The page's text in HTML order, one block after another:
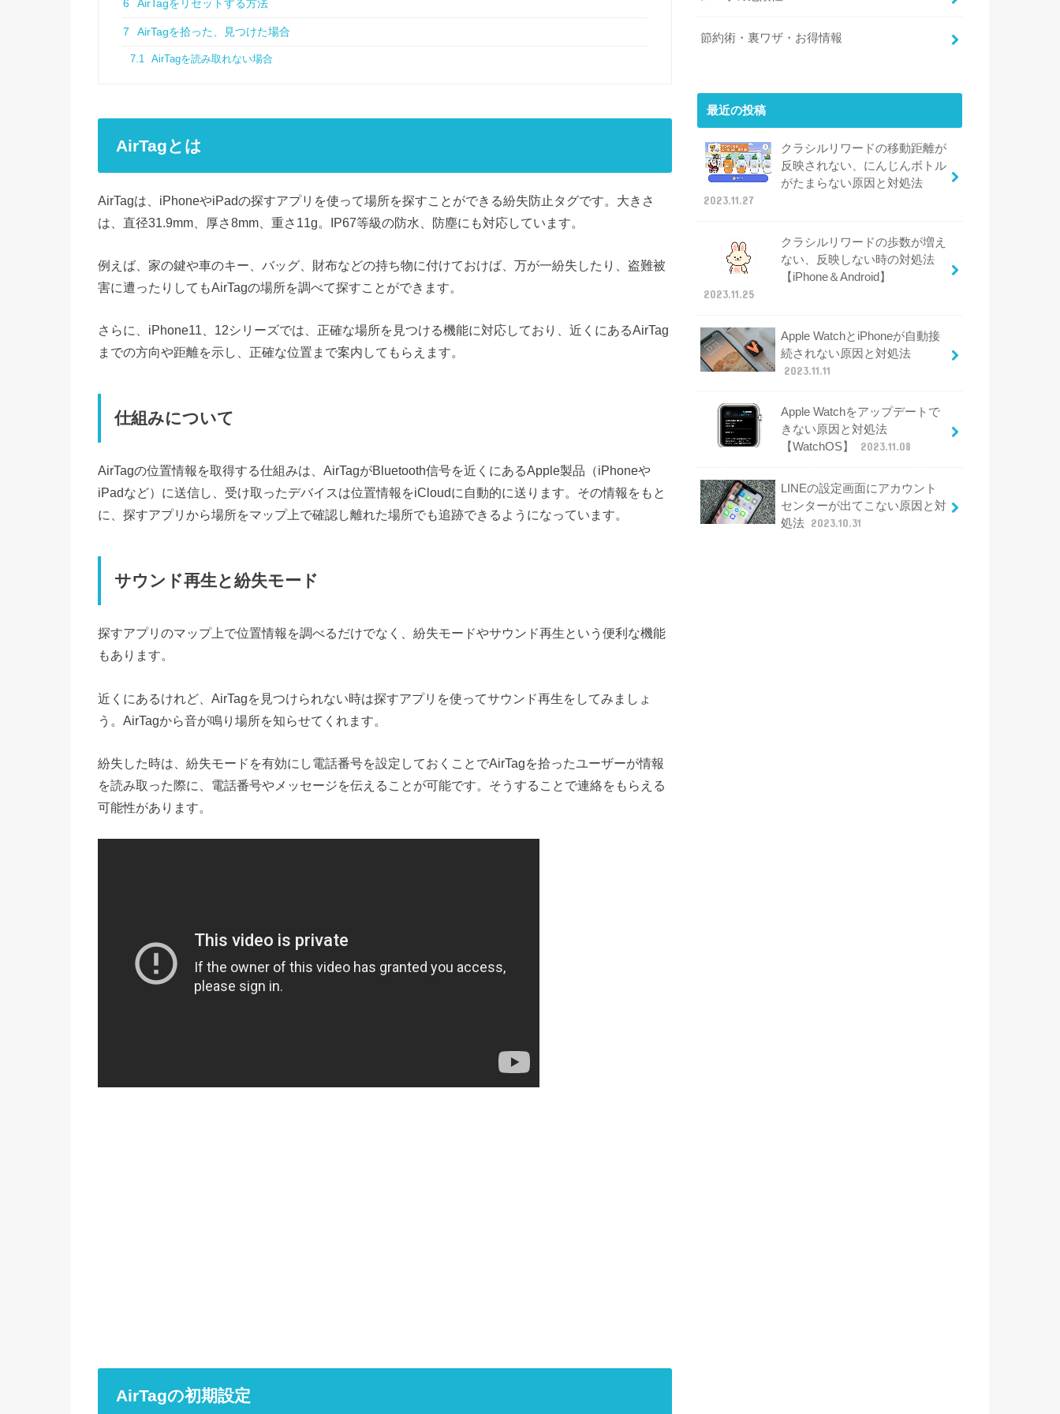
6 AirTagをリセットする方法
7 AirTagを拾った、見つけた場合
7.1 AirTagを読み取れない場合
AirTagとは
AirTagは、iPhoneやiPadの探すアプリを使って場所を探すことができる紛失防止タグです。大きさ
は、直径31.9mm、厚さ8mm、重さ11g。IP67等級の防水、防塵にも対応しています。
例えば、家の鍵や車のキー、バッグ、財布などの持ち物に付けておけば、万が一紛失したり、盗難被
害に遭ったりしてもAirTagの場所を調べて探すことができます。
さらに、iPhone11、12シリーズでは、正確な場所を見つける機能に対応しており、近くにあるAirTag
までの方向や距離を示し、正確な位置まで案内してもらえます。
仕組みについて
AirTagの位置情報を取得する仕組みは、AirTagがBluetooth信号を近くにあるApple製品（iPhoneや
iPadなど）に送信し、受け取ったデバイスは位置情報をiCloudに自動的に送ります。その情報をもと
に、探すアプリから場所をマップ上で確認し離れた場所でも追跡できるようになっています。
サウンド再生と紛失モード
探すアプリのマップ上で位置情報を調べるだけでなく、紛失モードやサウンド再生という便利な機能
もあります。
近くにあるけれど、AirTagを見つけられない時は探すアプリを使ってサウンド再生をしてみましょ
う。AirTagから音が鳴り場所を知らせてくれます。
紛失した時は、紛失モードを有効にし電話番号を設定しておくことでAirTagを拾ったユーザーが情報
を読み取った際に、電話番号やメッセージを伝えることが可能です。そうすることで連絡をもらえる
可能性があります。
AirTagの初期設定
節約術・裏ワザ・お得情報
最近の投稿
クラシルリワードの移動距離が
反映されない、にんじんボトル
がたまらない原因と対処法
2023.11.27
クラシルリワードの歩数が増え
ない、反映しない時の対処法
【iPhone＆Android】
2023.11.25
Apple WatchとiPhoneが自動接
続されない原因と対処法
2023.11.11
Apple Watchをアップデートで
きない原因と対処法
【WatchOS】
2023.11.08
LINEの設定画面にアカウント
センターが出てこない原因と対
処法 2023.10.31